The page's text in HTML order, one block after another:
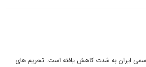
ایران به شدت کاهش یافته است. تحریم های